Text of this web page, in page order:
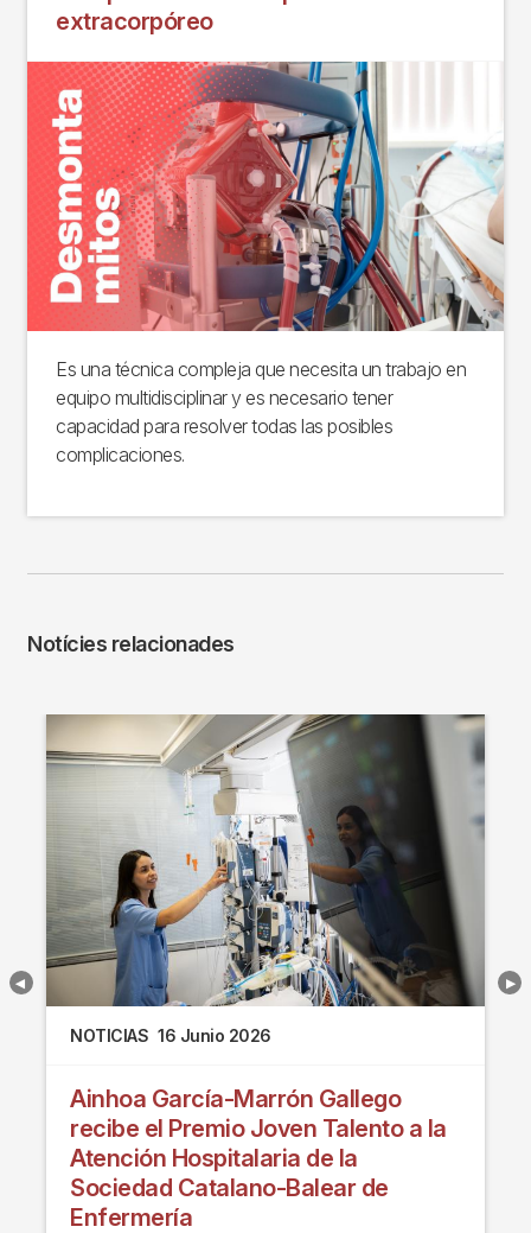
extracorpóreo
Es una técnica compleja que necesita un trabajo en
equipo multidisciplinar y es necesario tener
capacidad para resolver todas las posibles
complicaciones.
Notícies relacionades
NOTICIAS 16 Junio 2026
Ainhoa García-Marrón Gallego
recibe el Premio Joven Talento a la
Atención Hospitalaria de la
Sociedad Catalano-Balear de
Enfermería